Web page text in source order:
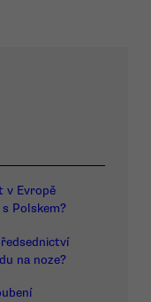
v Evropě
Polskem?
na noze?